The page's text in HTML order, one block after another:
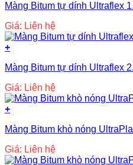
Màng Bitum tự dính Ultraflex
Giá: Liên hệ
+
Màng Bitum tự dính Ultraflex
Giá: Liên hệ
+
Màng Bitum khò nóng
Giá: Liên hệ